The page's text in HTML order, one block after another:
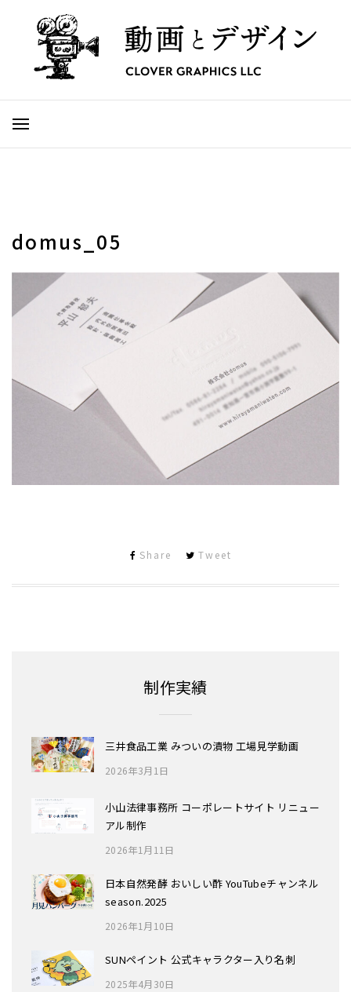
domus_05
Share Tweet
制作実績
三井食品工業 みついの漬物 工場見学動画
2026年3月1日
小山法律事務所 コーポレートサイト リニュー
アル制作
2026年1月11日
日本自然発酵 おいしい酢 YouTubeチャンネル
season.2025
2026年1月10日
SUNペイント 公式キャラクター入り名刺
2025年4月30日